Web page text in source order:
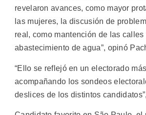
revelaron avances, como mayor
las mujeres, la discusión de
real, como mantención de las calles
abastecimiento de agua”, opinó
“Ello se reflejó en un electorado
acompañando los sondeos
deslices de los distintos